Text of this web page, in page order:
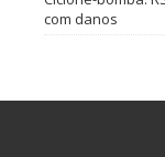
com danos